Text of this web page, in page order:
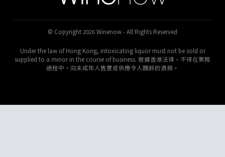
© Copyright 2026 Winenow - All Rights Reserved
Under the law of Hong Kong, intoxicating liquor must not be sold or
supplied to a minor in the course of business. 根據香港法律，不得在業務
過程中，向未成年人售賣或供應令人醺醉的酒類。